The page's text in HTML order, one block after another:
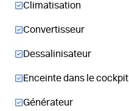
Climatisation
Convertisseur
Dessalinisateur
Enceinte dans le cockpit
Générateur